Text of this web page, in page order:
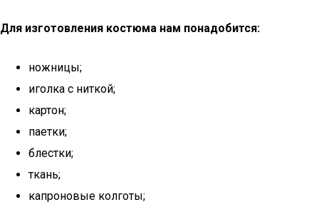
Для изготовления костюма нам понадобится:
ножницы;
иголка с ниткой;
картон;
паетки;
блестки;
ткань;
капроновые колготы;